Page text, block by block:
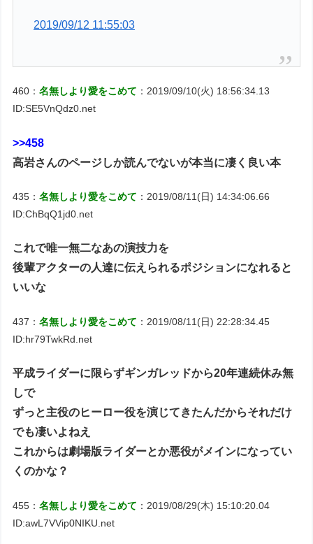
2019/09/12 11:55:03
460：名無しより愛をこめて ：2019/09/10(火) 18:56:34.13
ID:SE5VnQdz0.net
>>458
高岩さんのページしか読んでないが本当に凄く良い本
435：名無しより愛をこめて ：2019/08/11(日) 14:34:06.66
ID:ChBqQ1jd0.net
これで唯一無二なあの演技力を
後輩アクターの人達に伝えられるポジションになれると
いいな
437：名無しより愛をこめて ：2019/08/11(日) 22:28:34.45
ID:hr79TwkRd.net
平成ライダーに限らずギンガレッドから20年連続休み無
しで
ずっと主役のヒーロー役を演じてきたんだからそれだけ
でも凄いよねえ
これからは劇場版ライダーとか悪役がメインになってい
くのかな？
455：名無しより愛をこめて ：2019/08/29(木) 15:10:20.04
ID:awL7VVip0NIKU.net